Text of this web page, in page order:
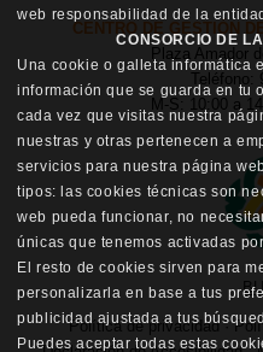
CENTRO DE GESTIÓN
Plaza Amador
Teléfono:
M-S: 10:00 a
Política de privacidad·
web responsabilidad de la
CONSORCIO DE
Una cookie o galleta informática
información que se guarda en tu
cada vez que visitas nuestra
nuestras y otras pertenecen a
servicios para nuestra página
tipos: las cookies técnicas son
web pueda funcionar, no
únicas que tenemos activadas
El resto de cookies sirven para
personalizarla en base a tus
publicidad ajustada a tus
Puedes aceptar todas estas